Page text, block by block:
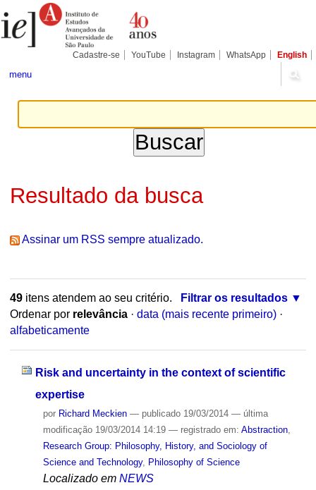
para
conteúdo.
Pessoais
Cadastre-se YouTube Instagram WhatsApp English
menu
Resultado da busca
Assinar um RSS sempre atualizado.
49itens atendem ao seu critério.
Filtrar os resultados
Ordenar por relevância · data (mais recente primeiro) ·
alfabeticamente
Risk and uncertainty in the context of scientific
expertise
por Richard Meckien — publicado19/03/2014 — última
modificação19/03/2014 14:19 — registrado em: Abstraction,
Research Group: Philosophy, History, and Sociology of
Science and Technology, Philosophy of Science
Localizado em NEWS